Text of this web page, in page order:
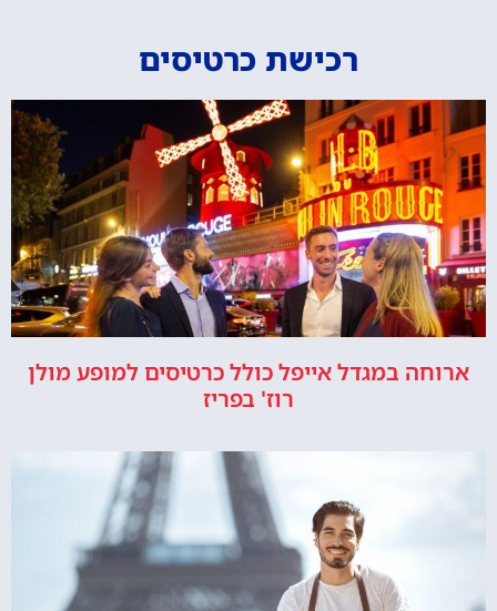
רכישת כרטיסים
ארוחה במגדל אייפל כולל כרטיסים למופע מולן
רוז' בפריז